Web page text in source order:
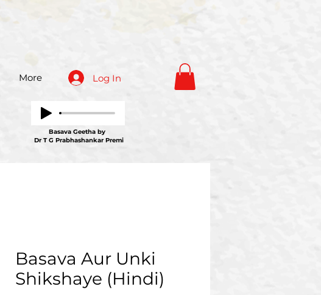
More Log In
Basava Geetha by
Dr T G Prabhashankar Premi
Basava Aur Unki
Shikshaye (Hindi)